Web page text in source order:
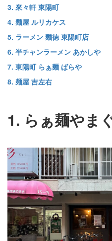
3. 來々軒 東陽町
4. 麺屋 ルリカケス
5. ラーメン 麺徳 東陽町店
6. 半チャンラーメン あかしや
7. 東陽町 らぁ麺 ばらや
8. 麺屋 吉左右
1. らぁ麺やま